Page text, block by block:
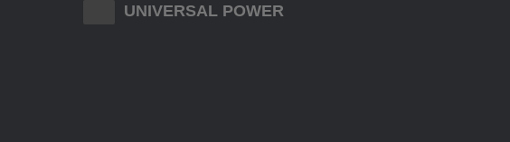
UNIVERSAL POWER